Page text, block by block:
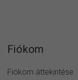
Fiókom
Fiókom áttekintése